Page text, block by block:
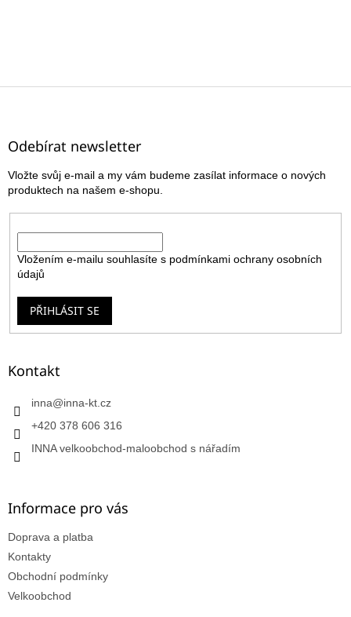
Z
Odebírat newsletter
Vložte svůj e-mail a my vám budeme zasílat informace o nových
produktech na našem e-shopu.
Vložením e-mailu souhlasíte s podmínkami ochrany osobních
údajů
PŘIHLÁSIT SE
Kontakt
inna@inna-kt.cz
+420 378 606 316
INNA velkoobchod-maloobchod s nářadím
Informace pro vás
Doprava a platba
Kontakty
Obchodní podmínky
Velkoobchod